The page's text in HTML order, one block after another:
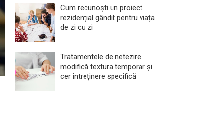
Cum recunoști un proiect
rezidențial gândit pentru viața
de zi cu zi
Tratamentele de netezire
modifică textura temporar și
cer întreținere specifică